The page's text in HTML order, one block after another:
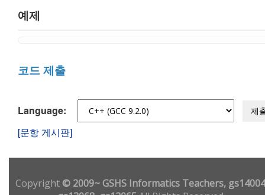
예제
코드 제출
Language: 제
[문항 게시판]
Copyright© 2009~ GSHS Informatics Teachers,